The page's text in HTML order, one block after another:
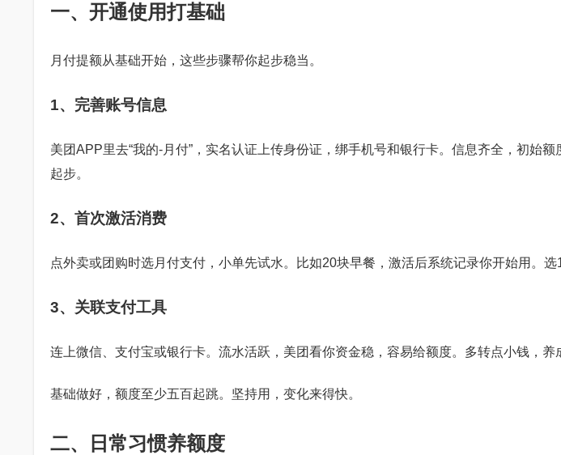
一、开通使用打基础
月付提额从基础开始，这些步骤帮你起步稳当。
1、完善账号信息
美团APP里去“我的-月付”，实名认证上传身份证，绑手机号和银行卡。信息齐全，初始
起步。
2、首次激活消费
点外卖或团购时选月付支付，小单先试水。比如20块早餐，激活后系统记录你开始用。选
3、关联支付工具
连上微信、支付宝或银行卡。流水活跃，美团看你资金稳，容易给额度。多转点小钱，养
基础做好，额度至少五百起跳。坚持用，变化来得快。
二、日常习惯养额度